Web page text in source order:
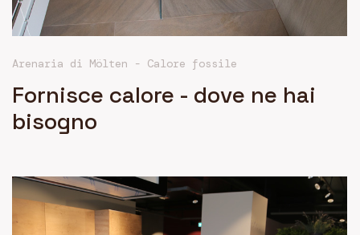
Arenaria di Mölten - Calore fossile
Fornisce calore - dove ne hai
bisogno